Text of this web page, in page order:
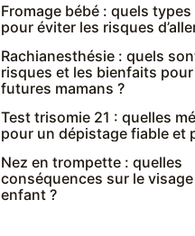
Fromage bébé : quels
pour éviter les risques
Rachianesthésie : quels
risques et les bienfaits pour
futures mamans ?
Test trisomie 21 : quelles
pour un dépistage fiable et
Nez en trompette : quelles
conséquences sur le
enfant ?